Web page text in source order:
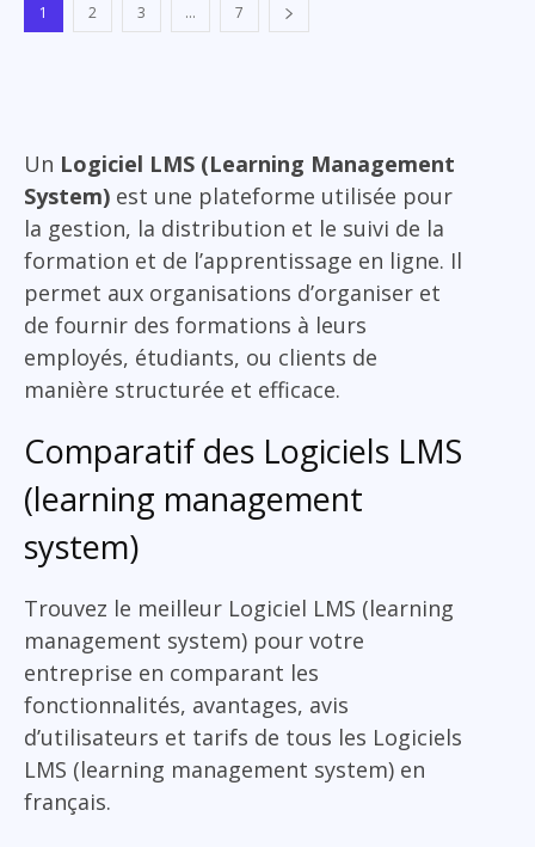
1 2 3 ... 7
Un Logiciel LMS (Learning Management
System) est une plateforme utilisée pour
la gestion, la distribution et le suivi de la
formation et de l’apprentissage en ligne. Il
permet aux organisations d’organiser et
de fournir des formations à leurs
employés, étudiants, ou clients de
manière structurée et efficace.
Comparatif des Logiciels LMS
(learning management
system)
Trouvez le meilleur Logiciel LMS (learning
management system) pour votre
entreprise en comparant les
fonctionnalités, avantages, avis
d’utilisateurs et tarifs de tous les Logiciels
LMS (learning management system) en
français.